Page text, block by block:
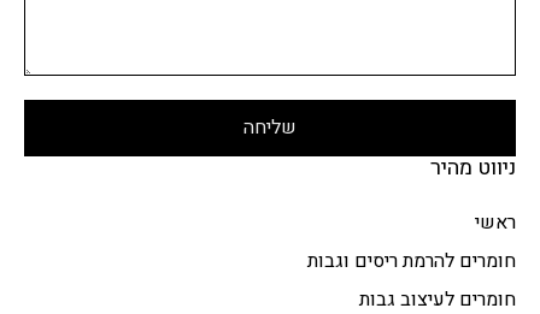
ניווט מהיר
ראשי
חומרים להרמת ריסים וגבות
חומרים לעיצוב גבות
שליחה